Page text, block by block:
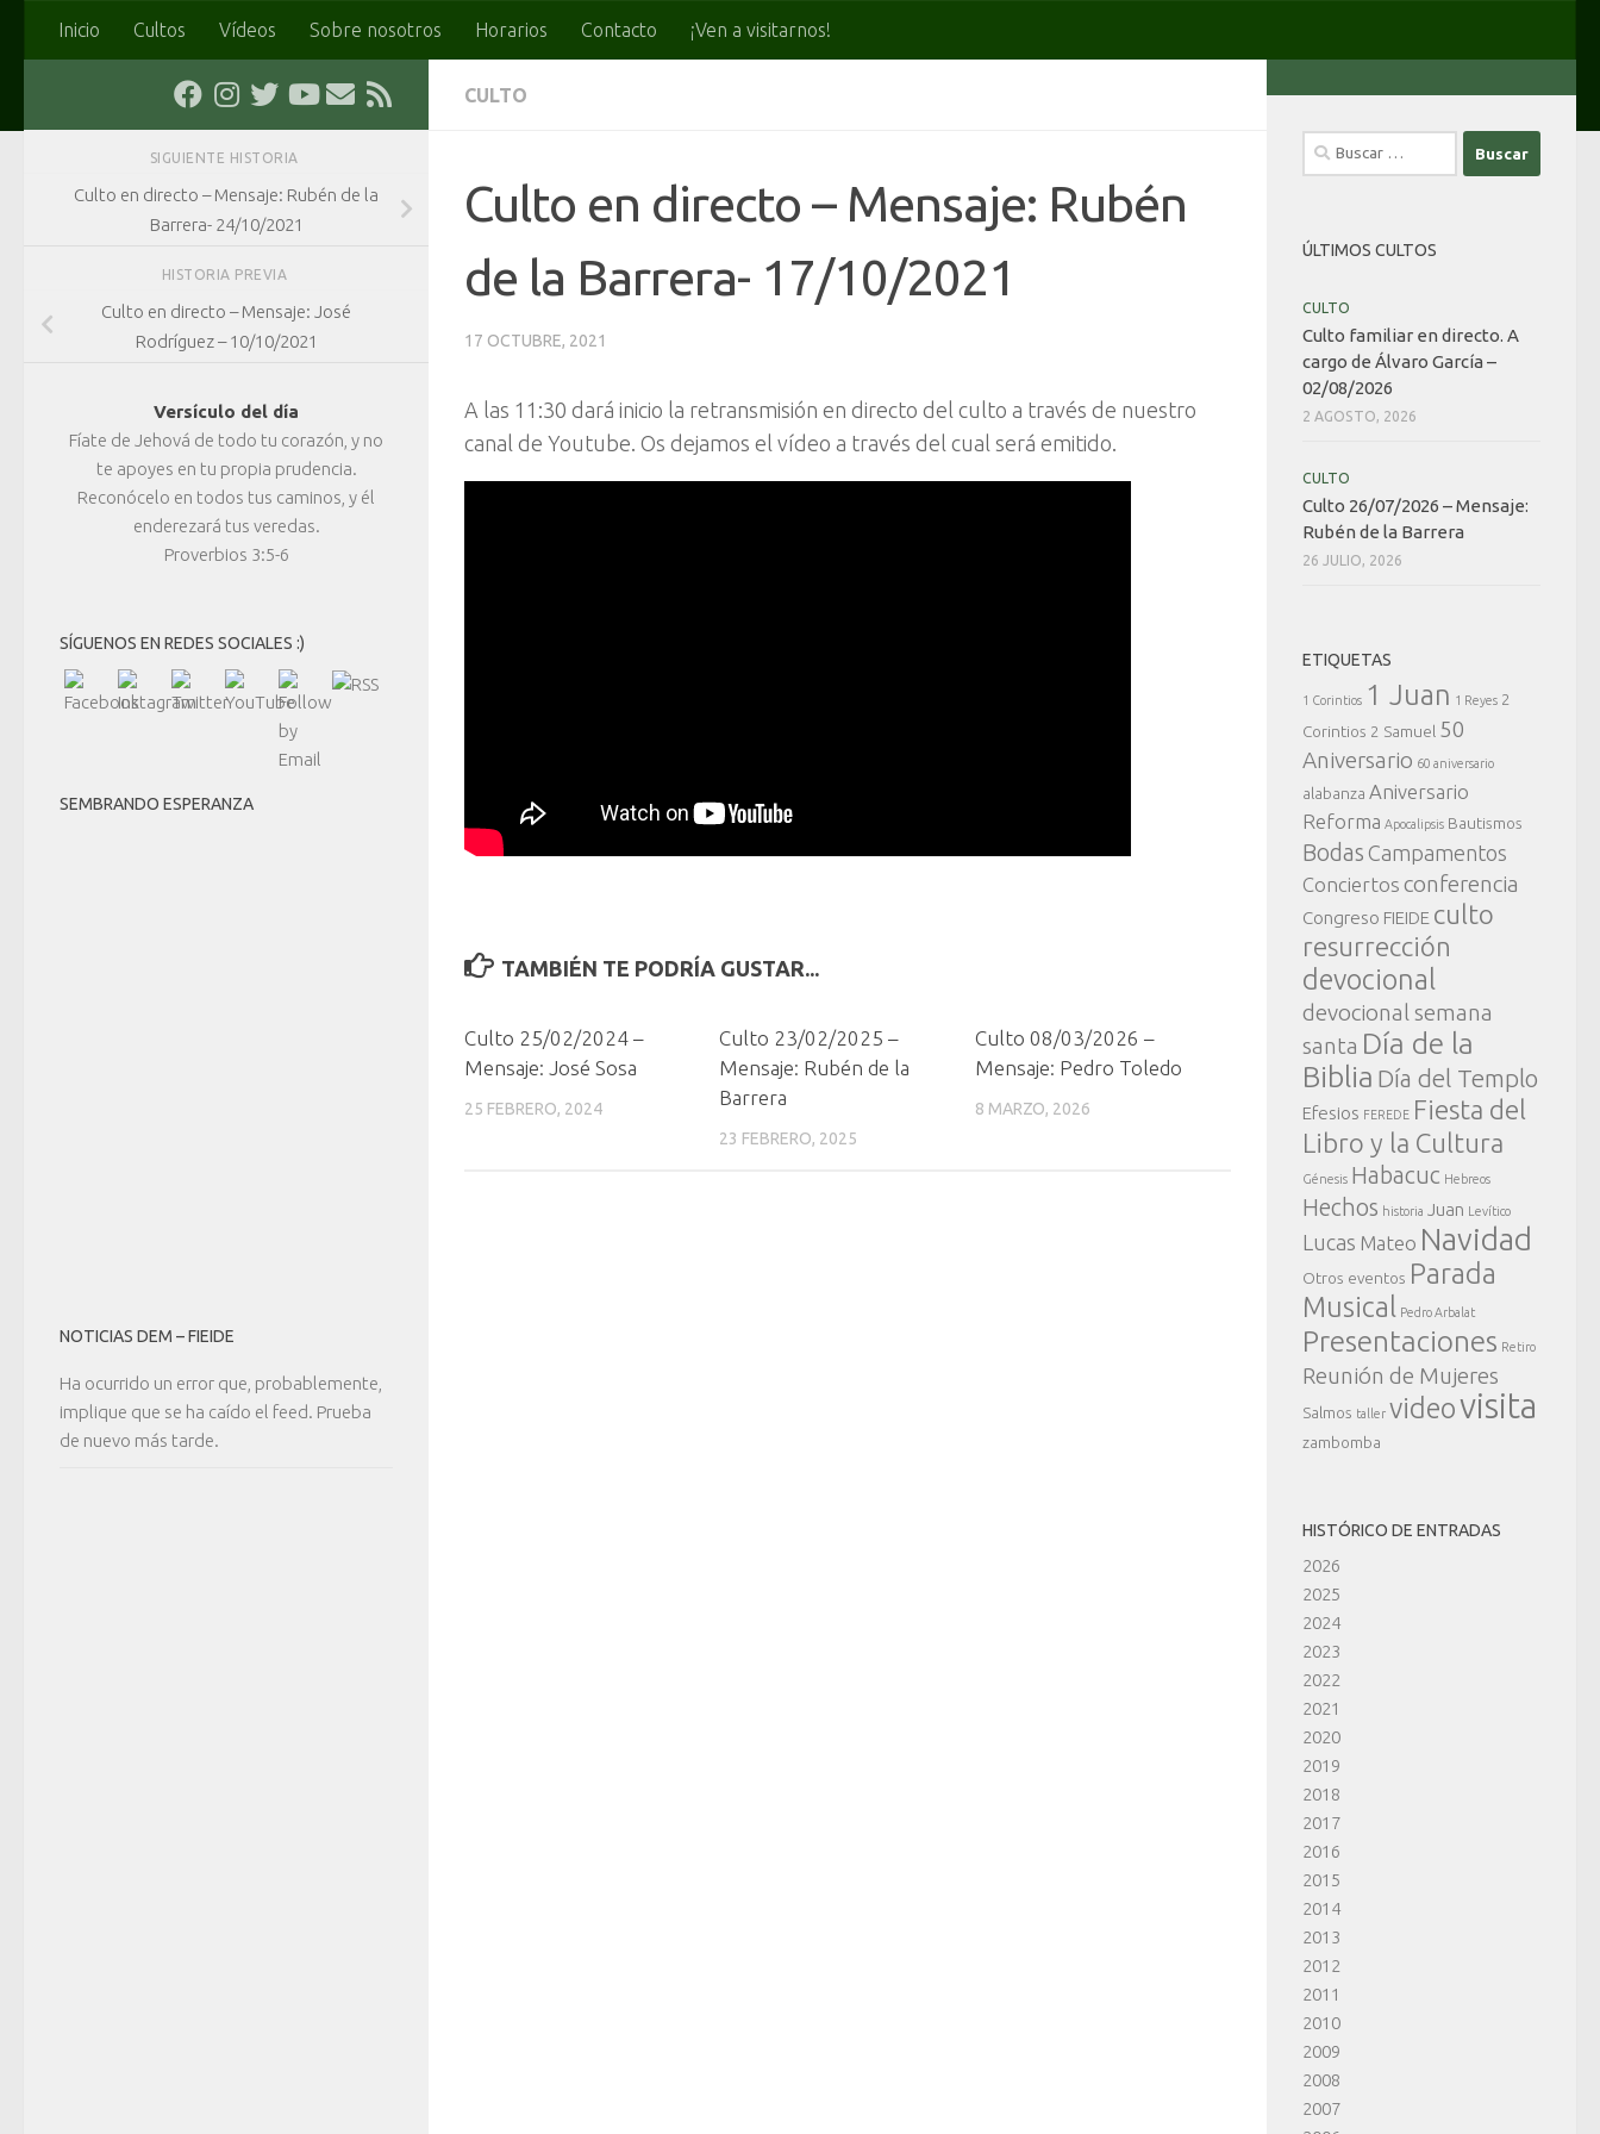
Saltar al contenido
Inicio Cultos Vídeos Sobre nosotros Horarios Contacto ¡Ven a visitarnos!
CULTO
Culto en directo – Mensaje: Rubén
de la Barrera- 17/10/2021
17 OCTUBRE, 2021
A las 11:30 dará inicio la retransmisión en directo del culto a través de nuestro
canal de Youtube. Os dejamos el vídeo a través del cual será emitido.
TAMBIÉN TE PODRÍA GUSTAR...
Culto 25/02/2024 –
Mensaje: José Sosa
25 FEBRERO, 2024
Culto 23/02/2025 –
Mensaje: Rubén de la
Barrera
23 FEBRERO, 2025
Culto 08/03/2026 –
Mensaje: Pedro Toledo
8 MARZO, 2026
SIGUIENTE HISTORIA
Culto en directo – Mensaje: Rubén de la
Barrera- 24/10/2021
HISTORIA PREVIA
Culto en directo – Mensaje: José
Rodríguez – 10/10/2021
Versículo del día
Fíate de Jehová de todo tu corazón, y no
te apoyes en tu propia prudencia.
Reconócelo en todos tus caminos, y él
enderezará tus veredas.
Proverbios 3:5-6
SÍGUENOS EN REDES SOCIALES :)
SEMBRANDO ESPERANZA
NOTICIAS DEM – FIEIDE
Ha ocurrido un error que, probablemente,
implique que se ha caído el feed. Prueba
de nuevo más tarde.
Buscar:
ÚLTIMOS CULTOS
CULTO
Culto familiar en directo. A
cargo de Álvaro García –
02/08/2026
2 AGOSTO, 2026
CULTO
Culto 26/07/2026 – Mensaje:
Rubén de la Barrera
26 JULIO, 2026
ETIQUETAS
1 Corintios 1 Juan 1 Reyes 2
Corintios 2 Samuel 50
Aniversario 60 aniversario
alabanza Aniversario
Reforma Apocalipsis Bautismos
Bodas Campamentos
Conciertos conferencia
Congreso FIEIDE culto
resurrección
devocional
devocional semana
santa Día de la
Biblia Día del Templo
Efesios FEREDE Fiesta del
Libro y la Cultura
Génesis Habacuc Hebreos
Hechos historia Juan Levítico
Lucas Mateo Navidad
Otros eventos Parada
Musical
Pedro Arbalat
Presentaciones Retiro
Reunión de Mujeres
Salmos taller videovisita
zambomba
HISTÓRICO DE ENTRADAS
2026
2025
2024
2023
2022
2021
2020
2019
2018
2017
2016
2015
2014
2013
2012
2011
2010
2009
2008
2007